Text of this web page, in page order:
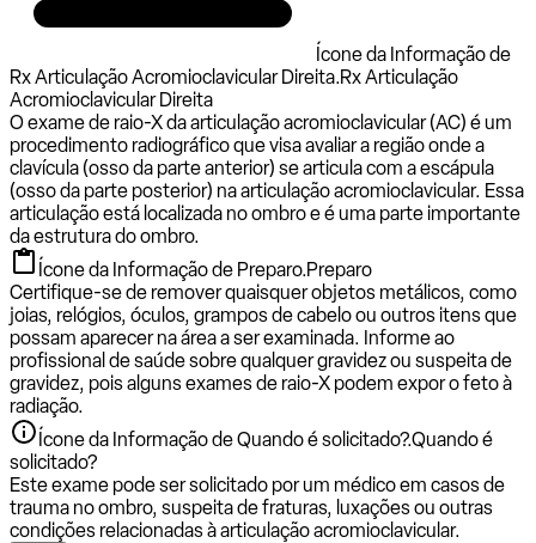
Ícone da Informação de
Rx Articulação Acromioclavicular Direita.Rx Articulação
Acromioclavicular Direita
O exame de raio-X da articulação acromioclavicular (AC) é um
procedimento radiográfico que visa avaliar a região onde a
clavícula (osso da parte anterior) se articula com a escápula
(osso da parte posterior) na articulação acromioclavicular. Essa
articulação está localizada no ombro e é uma parte importante
da estrutura do ombro.
Ícone da Informação de Preparo.Preparo
Certifique-se de remover quaisquer objetos metálicos, como
joias, relógios, óculos, grampos de cabelo ou outros itens que
possam aparecer na área a ser examinada. Informe ao
profissional de saúde sobre qualquer gravidez ou suspeita de
gravidez, pois alguns exames de raio-X podem expor o feto à
radiação.
Ícone da Informação de Quando é solicitado?.Quando é
solicitado?
Este exame pode ser solicitado por um médico em casos de
trauma no ombro, suspeita de fraturas, luxações ou outras
condições relacionadas à articulação acromioclavicular.